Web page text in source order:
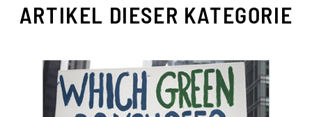
ARTIKEL DIESER KATEGORIE